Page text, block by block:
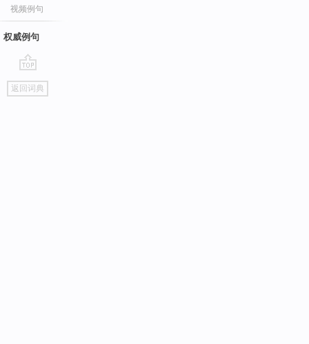
视频例句
权威例句
go
top
返回词典